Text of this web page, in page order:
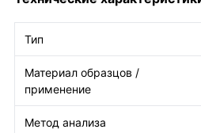
Тип
Материал образцов /
применение
Метод анализа